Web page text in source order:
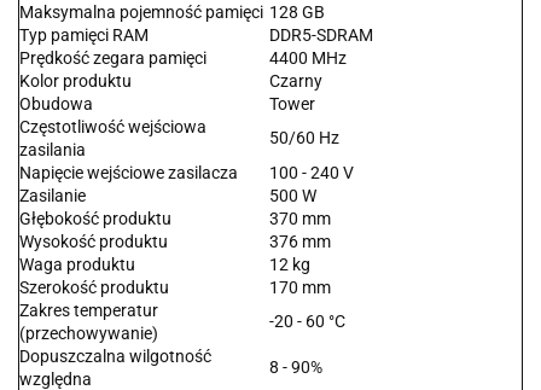
Maksymalna pojemność pamięci 128 GB
Typ pamięci RAM
DDR5-SDRAM
Prędkość zegara pamięci
4400 MHz
Kolor produktu
Czarny
Obudowa
Tower
Częstotliwość wejściowa
zasilania
50/60 Hz
Napięcie wejściowe zasilacza
100 - 240 V
Zasilanie
500 W
Głębokość produktu
370 mm
Wysokość produktu
376 mm
Waga produktu
12 kg
Szerokość produktu
170 mm
Zakres temperatur
(przechowywanie)
-20 - 60 °C
Dopuszczalna wilgotność
względna
8 - 90%